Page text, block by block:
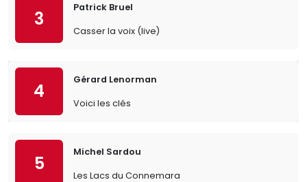
3
Patrick Bruel
Casser la voix (live)
4
Gérard Lenorman
Voici les clés
5
Michel Sardou
Les Lacs du Connemara